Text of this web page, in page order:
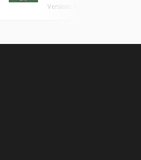
Version: 1.5.2 (0.76 MB)